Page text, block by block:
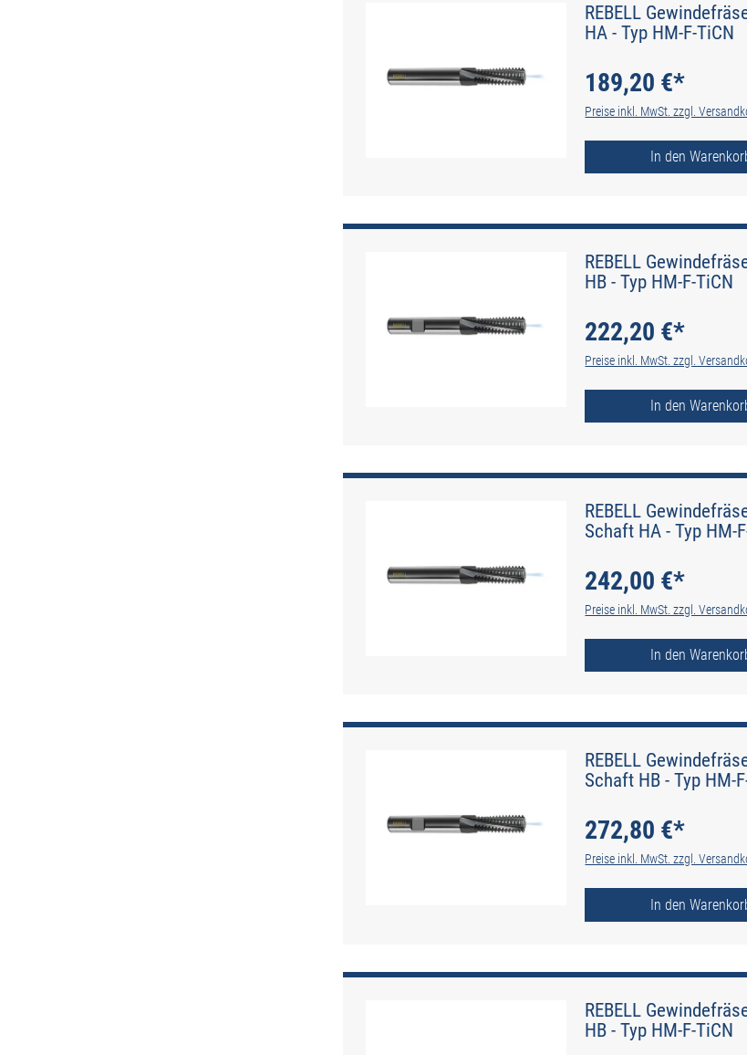
REBELL
HA - Typ HM-F-TiCN
189,20 €*
Preise inkl. MwSt. zzgl.
In den
REBELL
HB - Typ HM-F-TiCN
222,20 €*
Preise inkl. MwSt. zzgl.
In den
REBELL
Schaft HA - Typ HM-
242,00 €*
Preise inkl. MwSt. zzgl.
In den
REBELL
Schaft HB - Typ HM-
272,80 €*
Preise inkl. MwSt. zzgl.
In den
REBELL
HB - Typ HM-F-TiCN